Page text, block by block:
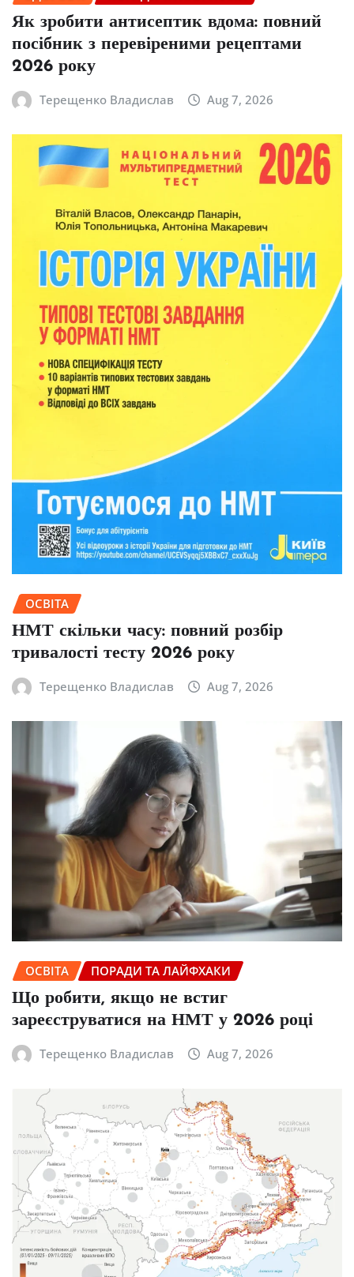
Як зробити антисептик вдома: повний
посібник з перевіреними рецептами
2026 року
Терещенко Владислав Aug 7, 2026
ОСВІТА
НМТ скільки часу: повний розбір
тривалості тесту 2026 року
Терещенко Владислав Aug 7, 2026
ОСВІТА ПОРАДИ ТА ЛАЙФХАКИ
Що робити, якщо не встиг
зареєструватися на НМТ у 2026 році
Терещенко Владислав Aug 7, 2026